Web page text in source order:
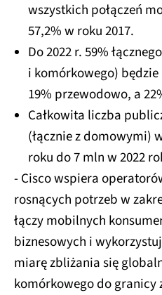
wszystkich połączeń
57,2% w roku 2017.
Do 2022 r. 59%
i komórkowego)
19% przewodowo, a
Całkowita liczba
(łącznie z domowymi)
roku do 7 mln w 2022
- Cisco wspiera
rosnących potrzeb w
łączy mobilnych
biznesowych i
miarę zbliżania się
komórkowego do granicy